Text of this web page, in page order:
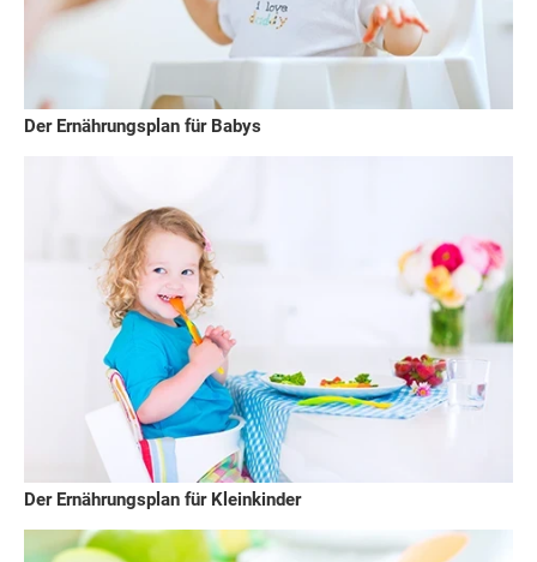
Der Ernährungsplan für Babys
Der Ernährungsplan für Kleinkinder